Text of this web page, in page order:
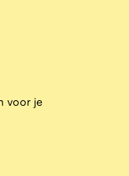
voor je